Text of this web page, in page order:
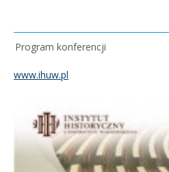
Program konferencji
www.ihuw.pl